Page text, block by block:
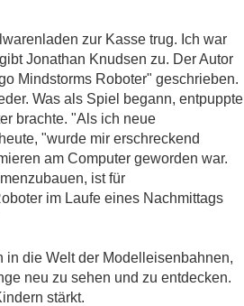
zur Kasse trug. Ich war
Jonathan Knudsen zu. Der Autor
Mindstorms Roboter" geschrieben.
Was als Spiel begann, entpuppte
brachte. "Als ich neue
"wurde mir erschreckend
am Computer geworden war.
ist für
im Laufe eines Nachmittags
die Welt der Modelleisenbahnen,
neu zu sehen und zu entdecken.
stärkt.